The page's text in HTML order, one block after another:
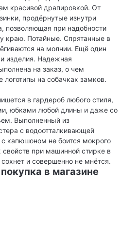
красивой драпировкой. От
продёрнутые изнутри
позволяющая при надобности
краю. Потайные. Спрятанные в
на молнии. Ещё один
изделия. Надежная
на заказ, о чем
на собачках замков.
в гардероб любого стиля,
юбками любой длины и даже со
Выполненный из
с водоотталкивающей
с капюшоном не боится мокрого
свойств при машинной стирке в
и совершенно не мнётся.
в магазине